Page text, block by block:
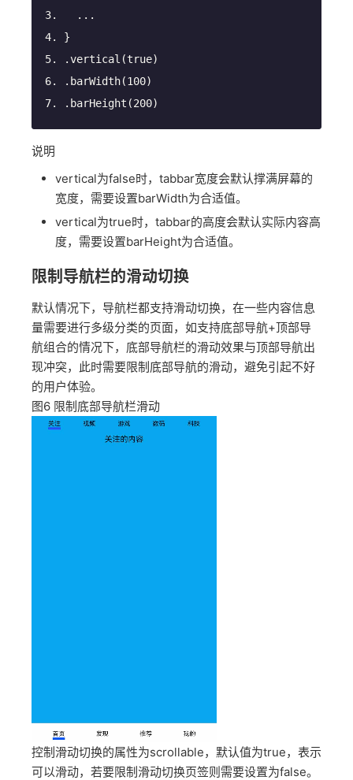
  ...
}
.vertical(true)
.barWidth(100)
.barHeight(200)
说明
vertical为false时，tabbar宽度会默认撑满屏幕的
宽度，需要设置barWidth为合适值。
vertical为true时，tabbar的高度会默认实际内容高
度，需要设置barHeight为合适值。
限制导航栏的滑动切换
默认情况下，导航栏都支持滑动切换，在一些内容信息
量需要进行多级分类的页面，如支持底部导航+顶部导
航组合的情况下，底部导航栏的滑动效果与顶部导航出
现冲突，此时需要限制底部导航的滑动，避免引起不好
的用户体验。
图6 限制底部导航栏滑动
控制滑动切换的属性为scrollable，默认值为true，表示
可以滑动，若要限制滑动切换页签则需要设置为false。